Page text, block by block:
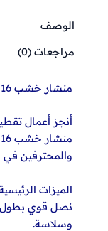
الوصف
مراجعات (0)
منشار خشب 16بوصه
أنجز أعمال
والمحترفين في
الميزات
وسلاسة.